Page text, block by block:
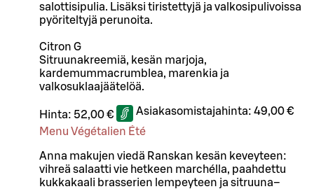
salottisipulia. Lisäksi tiristettyjä ja valkosipulivoissa
pyöriteltyjä perunoita.
Citron G
Sitruunakreemiä, kesän marjoja,
kardemummacrumblea, marenkia ja
valkosuklaajäätelöä.
Hinta: 52,00 € Asiakasomistajahinta: 49,00 €
Menu Végétalien Été
Anna makujen viedä Ranskan kesän keveyteen:
vihreä salaatti vie hetkeen marchélla, paahdettu
kukkakaali brasserien lempeyteen ja sitruuna–